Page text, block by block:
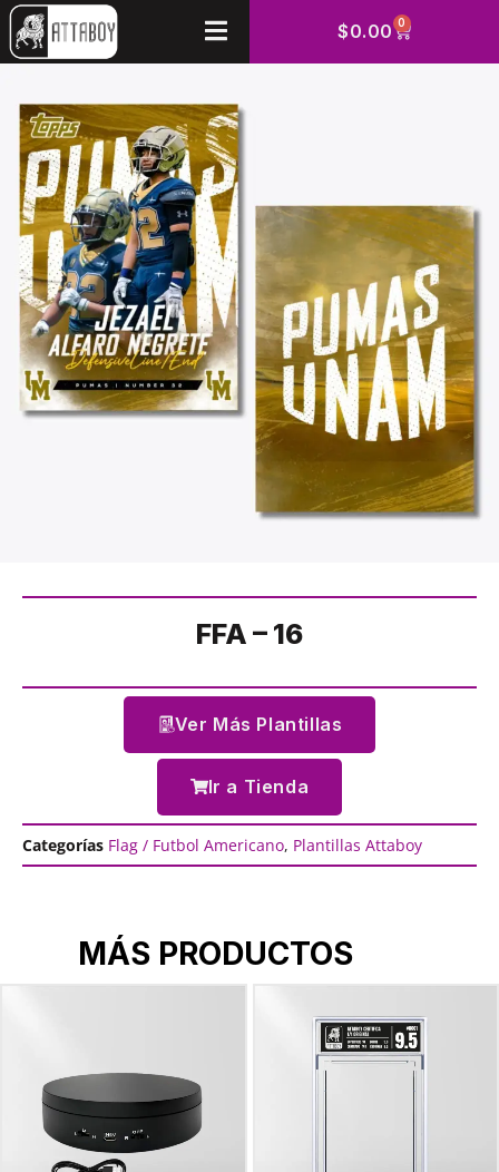
$0.00 0
FFA – 16
Ver Más Plantillas
Ir a Tienda
Categorías Flag / Futbol Americano, Plantillas Attaboy
MÁS PRODUCTOS